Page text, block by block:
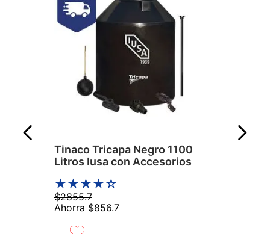
Tinaco Tricapa Negro 1100
Litros Iusa con Accesorios
★★★★☆
$2855.7
Ahorra $856.7